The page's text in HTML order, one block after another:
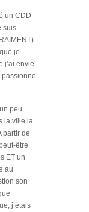
un CDD
suis
je
j’ai envie
passionne
peu
la ville la
partir de
être
ET un
au
son
j’étais